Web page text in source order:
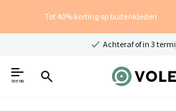
Tot 40% korting op buitenkleden
Achteraf of in 3
menu